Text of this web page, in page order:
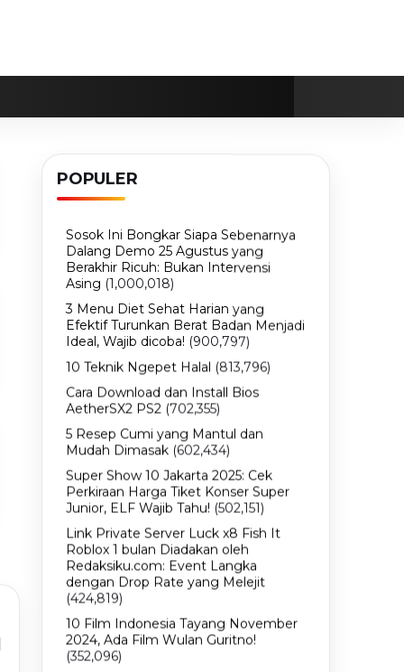
POPULER
Sosok Ini Bongkar Siapa Sebenarnya
Dalang Demo 25 Agustus yang
Berakhir Ricuh: Bukan Intervensi
Asing (1,000,018)
3 Menu Diet Sehat Harian yang
Efektif Turunkan Berat Badan Menjadi
Ideal, Wajib dicoba! (900,797)
10 Teknik Ngepet Halal (813,796)
Cara Download dan Install Bios
AetherSX2 PS2 (702,355)
5 Resep Cumi yang Mantul dan
Mudah Dimasak (602,434)
Super Show 10 Jakarta 2025: Cek
Perkiraan Harga Tiket Konser Super
Junior, ELF Wajib Tahu! (502,151)
Link Private Server Luck x8 Fish It
Roblox 1 bulan Diadakan oleh
Redaksiku.com: Event Langka
dengan Drop Rate yang Melejit
(424,819)
10 Film Indonesia Tayang November
2024, Ada Film Wulan Guritno!
(352,096)